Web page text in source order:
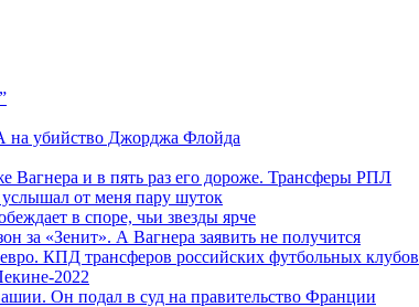
на убийство Джорджа Флойда
Вагнера и в пять раз его дороже. Трансферы РПЛ
от меня пару шуток
в споре, чьи звезды ярче
за «Зенит». А Вагнера заявить не получится
КПД трансферов российских футбольных клубов
2022
Он подал в суд на правительство Франции